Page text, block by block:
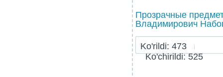
Прозрачные
Владимирович
Ko'rildi: 473
Ko'chirildi: 525